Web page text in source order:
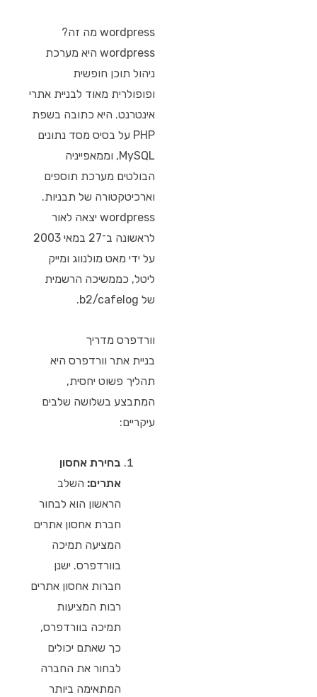
wordpress מה זה?
wordpress היא מערכת
ניהול תוכן חופשית
ופופולרית מאוד לבניית אתרי
אינטרנט. היא כתובה בשפת
PHP על בסיס מסד נתונים
MySQL, וממאפייניה
הבולטים מערכת תוספים
וארכיטקטורה של תבניות.
wordpress יצאה לאור
לראשונה ב־27 במאי 2003
על ידי מאט מולנווג ומייק
ליטל, כממשיכה הרשמית
של b2/cafelog.
וורדפרס מדריך
בניית אתר וורדפרס היא
תהליך פשוט יחסית,
המתבצע בשלושה שלבים
עיקריים:
בחירת אחסון
אתרים: השלב
הראשון הוא לבחור
חברת אחסון אתרים
המציעה תמיכה
בוורדפרס. ישנן
חברות אחסון אתרים
רבות המציעות
תמיכה בוורדפרס,
כך שאתם יכולים
לבחור את החברה
המתאימה ביותר